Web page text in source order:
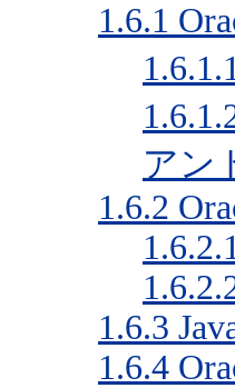
1.6.1
アン
1.6.2
1.6.3
1.6.4